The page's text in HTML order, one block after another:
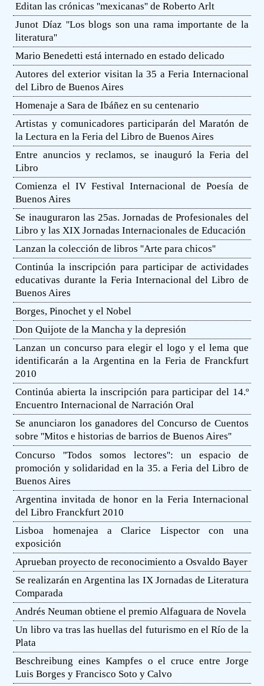
Editan las crónicas ''mexicanas'' de Roberto Arlt
Junot Díaz ''Los blogs son una rama importante de la
literatura''
Mario Benedetti está internado en estado delicado
Autores del exterior visitan la 35 a Feria Internacional
del Libro de Buenos Aires
Homenaje a Sara de Ibáñez en su centenario
Artistas y comunicadores participarán del Maratón de
la Lectura en la Feria del Libro de Buenos Aires
Entre anuncios y reclamos, se inauguró la Feria del
Libro
Comienza el IV Festival Internacional de Poesía de
Buenos Aires
Se inauguraron las 25as. Jornadas de Profesionales del
Libro y las XIX Jornadas Internacionales de Educación
Lanzan la colección de libros ''Arte para chicos''
Continúa la inscripción para participar de actividades
educativas durante la Feria Internacional del Libro de
Buenos Aires
Borges, Pinochet y el Nobel
Don Quijote de la Mancha y la depresión
Lanzan un concurso para elegir el logo y el lema que
identificarán a la Argentina en la Feria de Franckfurt
2010
Continúa abierta la inscripción para participar del 14.º
Encuentro Internacional de Narración Oral
Se anunciaron los ganadores del Concurso de Cuentos
sobre ''Mitos e historias de barrios de Buenos Aires''
Concurso ''Todos somos lectores'': un espacio de
promoción y solidaridad en la 35. a Feria del Libro de
Buenos Aires
Argentina invitada de honor en la Feria Internacional
del Libro Franckfurt 2010
Lisboa homenajea a Clarice Lispector con una
exposición
Aprueban proyecto de reconocimiento a Osvaldo Bayer
Se realizarán en Argentina las IX Jornadas de Literatura
Comparada
Andrés Neuman obtiene el premio Alfaguara de Novela
Un libro va tras las huellas del futurismo en el Río de la
Plata
Beschreibung eines Kampfes o el cruce entre Jorge
Luis Borges y Francisco Soto y Calvo